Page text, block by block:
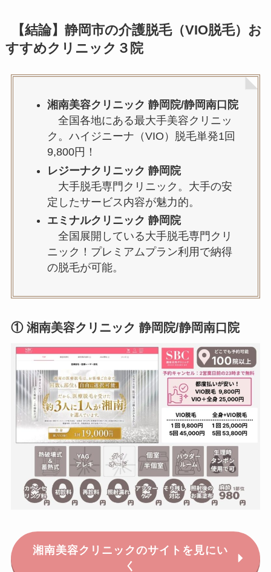
【結論】静岡市の介護脱毛（VIO脱毛）お
すすめクリニック３院
湘南美容クリニック 静岡院/静岡南口院
全国各地にある最大手美容クリニッ
ク。ハイジニーナ（VIO）脱毛単発1回
9,800円！
レジーナクリニック 静岡院
大手脱毛専門クリニック。大手の安
定したサービス内容が魅力的。
エミナルクリニック 静岡院
全国展開している大手脱毛専門クリ
ニック！プレミアムプラン利用で納得
の脱毛が可能。
① 湘南美容クリニック 静岡院/静岡南口院
湘南美容クリニックのサイトを見にい
く